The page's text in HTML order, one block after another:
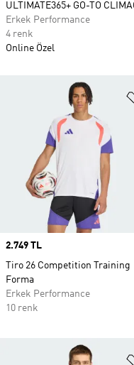
Price
2.749 TL
Tiro 26 Competition Training
Forma
Erkek Performance
10 renk
ULTIMATE365+ GO-TO
Erkek Performance
4 renk
Online Özel